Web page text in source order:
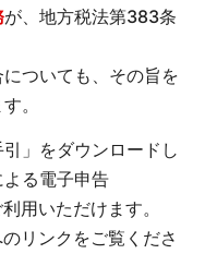
が、地方税法第383条
ついても、その旨を
。
」をダウンロードし
る電子申告
用いただけます。
リンクをご覧くださ